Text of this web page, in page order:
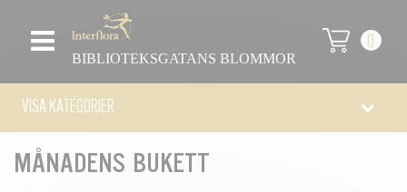
BIBLIOTEKSGATANS BLOMMOR
0
VISA KATEGORIER
MÅNADENS BUKETT